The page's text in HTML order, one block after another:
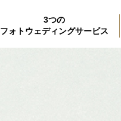
3つの
フォトウェディングサービス